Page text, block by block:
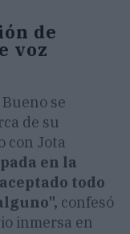
de
voz
se
de su
con Jota
en la
todo
confesó
inmersa en